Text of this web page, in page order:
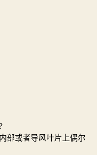
部或者导风叶片上偶尔